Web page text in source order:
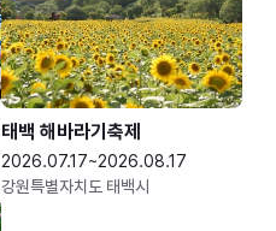
태백 해바라기축제
2026.07.17~2026.08.17
강원특별자치도 태백시